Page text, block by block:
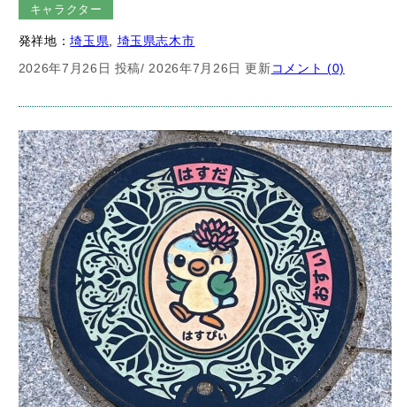
キャラクター
発祥地：埼玉県, 埼玉県志木市
2026年7月26日 投稿/ 2026年7月26日 更新コメント (0)